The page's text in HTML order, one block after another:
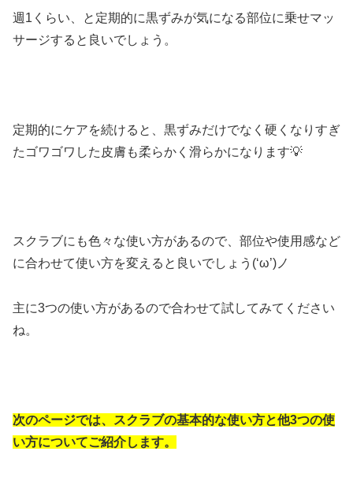
週1くらい、と定期的に黒ずみが気になる部位に乗せマッ
サージすると良いでしょう。
定期的にケアを続けると、黒ずみだけでなく硬くなりすぎ
たゴワゴワした皮膚も柔らかく滑らかになります💡
スクラブにも色々な使い方があるので、部位や使用感など
に合わせて使い方を変えると良いでしょう(‘ω’)ノ
主に3つの使い方があるので合わせて試してみてください
ね。
次のページでは、スクラブの基本的な使い方と他3つの使
い方についてご紹介します。